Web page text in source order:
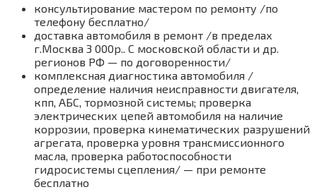
консультирование мастером по ремонту /по
телефону бесплатно/
доставка автомобиля в ремонт /в пределах
г.Москва 3 000р.. С московской области и др.
регионов РФ — по договоренности/
комплексная диагностика автомобиля /
определение наличия неисправности двигателя,
кпп, АБС, тормозной системы; проверка
электрических цепей автомобиля на наличие
коррозии, проверка кинематических разрушений
агрегата, проверка уровня трансмиссионного
масла, проверка работоспособности
гидросистемы сцепления/ — при ремонте
бесплатно